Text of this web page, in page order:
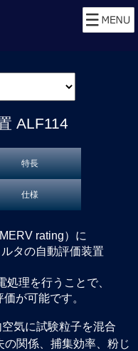
ALF114
特長
仕様
rating）に
ルタの自動評価装置
理を行うことで、
が可能です。
気に試験粒子を混合
の関係、捕集効率、粉じ